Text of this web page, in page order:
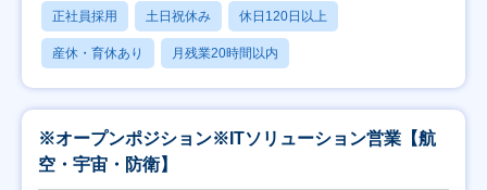
正社員採用 土日祝休み 休日120日以上
産休・育休あり 月残業20時間以内
※オープンポジション※ITソリューション営業【航
空・宇宙・防衛】